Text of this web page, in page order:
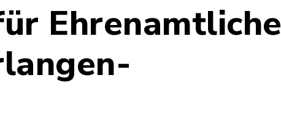
Ehrenamtliche